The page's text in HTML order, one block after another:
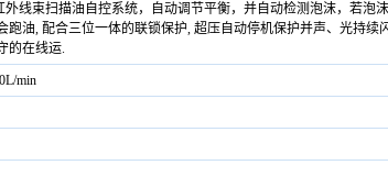
外线束扫描油自控系统，自动调节平衡，并自动检测泡沫，若泡
跑油, 配合三位一体的联锁保护, 超压自动停机保护并声、光持续
的在线运.
min